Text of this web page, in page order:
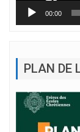
00:00
PLAN DE